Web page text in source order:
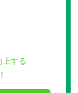
する